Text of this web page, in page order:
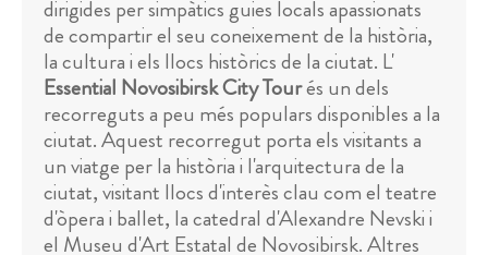
dirigides per simpàtics guies locals apassionats
de compartir el seu coneixement de la història,
la cultura i els llocs històrics de la ciutat. L'
Essential Novosibirsk City Tourés un dels
recorreguts a peu més populars disponibles a la
ciutat. Aquest recorregut porta els visitants a
un viatge per la història i l'arquitectura de la
ciutat, visitant llocs d'interès clau com el teatre
d'òpera i ballet, la catedral d'Alexandre Nevski i
el Museu d'Art Estatal de Novosibirsk. Altres